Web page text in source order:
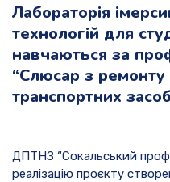
Лабораторія
технологій для
навчаються за
“Слюсар з ремонту
транспортних
ДПТНЗ “Сокальський
реалізацію проєкту